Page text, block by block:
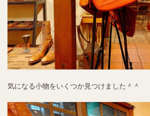
気になる小物をいくつか見つけました＾＾